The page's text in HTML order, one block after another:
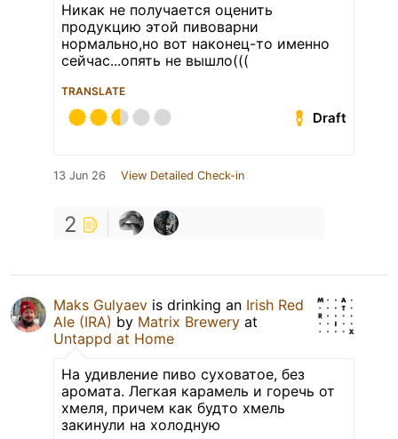
Никак не получается оценить
продукцию этой пивоварни
нормально,но вот наконец-то именно
сейчас...опять не вышло(((
TRANSLATE
Draft
13 Jun 26 View Detailed Check-in
2
Maks Gulyaev is drinking an Irish Red
Ale (IRA) by Matrix Brewery at
Untappd at Home
На удивление пиво суховатое, без
аромата. Легкая карамель и горечь от
хмеля, причем как будто хмель
закинули на холодную